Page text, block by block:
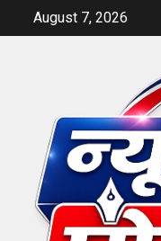
August 7, 2026